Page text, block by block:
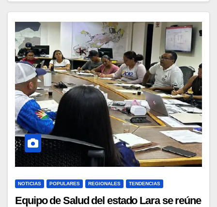
NOTICIAS POPULARES REGIONALES TENDENCIAS
Equipo de Salud del estado Lara se reúne